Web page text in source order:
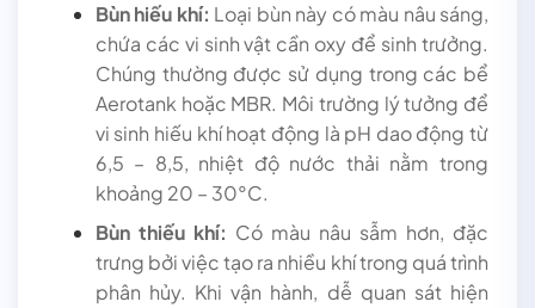
Bùn hiếu khí: Loại bùn này có màu nâu sáng,
chứa các vi sinh vật cần oxy để sinh trưởng.
Chúng thường được sử dụng trong các bể
Aerotank hoặc MBR. Môi trường lý tưởng để
vi sinh hiếu khí hoạt động là pH dao động từ
6,5 – 8,5, nhiệt độ nước thải nằm trong
khoảng 20 – 30°C.
Bùn thiếu khí: Có màu nâu sẫm hơn, đặc
trưng bởi việc tạo ra nhiều khí trong quá trình
phân hủy. Khi vận hành, dễ quan sát hiện